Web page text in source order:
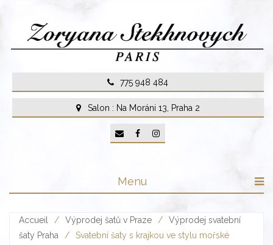
content
775 948 484
Salon : Na Moráni 13, Praha 2
Menu
Accueil / Výprodej šatů v Praze /
Výprodej svatební
šaty Praha
/
Svatební šaty s krajkou ve stylu mořské